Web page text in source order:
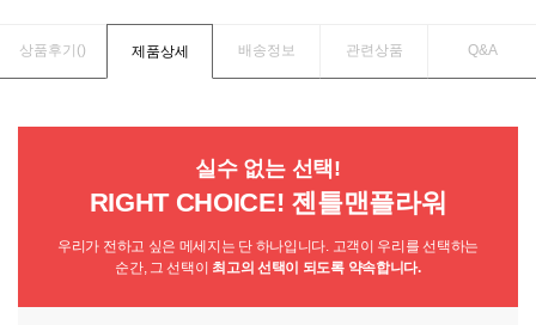
상품후기() 제품상세 배송정보 관련상품 Q&A
실수 없는 선택!
RIGHT CHOICE! 젠틀맨플라워
우리가 전하고 싶은 메세지는 단 하나입니다. 고객이 우리를 선택하는
순간, 그 선택이 최고의 선택이 되도록 약속합니다.